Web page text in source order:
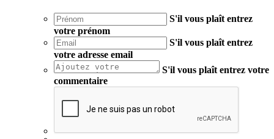
S'il vous plaît entrez
votre prénom
S'il vous plaît entrez
votre adresse email
S'il vous plaît entrez votre
commentaire